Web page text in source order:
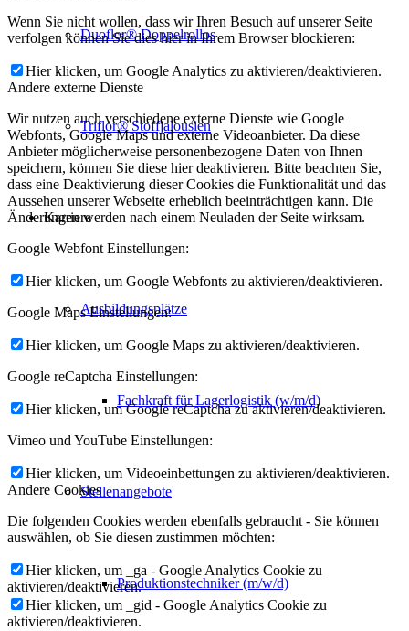
Duoflor® Doppelrollos
Triflor® Stoffjalousien
Karriere
Ausbildungsplätze
Fachkraft für Lagerlogistik (w/m/d)
Stellenangebote
Produktionstechniker (m/w/d)
Wenn Sie nicht wollen, dass wir Ihren Besuch auf unserer Seite
verfolgen können Sie dies hier in Ihrem Browser blockieren:
Hier klicken, um Google Analytics zu aktivieren/deaktivieren.
Andere externe Dienste
Wir nutzen auch verschiedene externe Dienste wie Google
Webfonts, Google Maps und externe Videoanbieter. Da diese
Anbieter möglicherweise personenbezogene Daten von Ihnen
speichern, können Sie diese hier deaktivieren. Bitte beachten Sie,
dass eine Deaktivierung dieser Cookies die Funktionalität und das
Aussehen unserer Webseite erheblich beeinträchtigen kann. Die
Änderungen werden nach einem Neuladen der Seite wirksam.
Google Webfont Einstellungen:
Hier klicken, um Google Webfonts zu aktivieren/deaktivieren.
Google Maps Einstellungen:
Hier klicken, um Google Maps zu aktivieren/deaktivieren.
Google reCaptcha Einstellungen:
Hier klicken, um Google reCaptcha zu aktivieren/deaktivieren.
Vimeo und YouTube Einstellungen:
Hier klicken, um Videoeinbettungen zu aktivieren/deaktivieren.
Andere Cookies
Die folgenden Cookies werden ebenfalls gebraucht - Sie können
auswählen, ob Sie diesen zustimmen möchten:
Hier klicken, um _ga - Google Analytics Cookie zu
aktivieren/deaktivieren.
Hier klicken, um _gid - Google Analytics Cookie zu
aktivieren/deaktivieren.